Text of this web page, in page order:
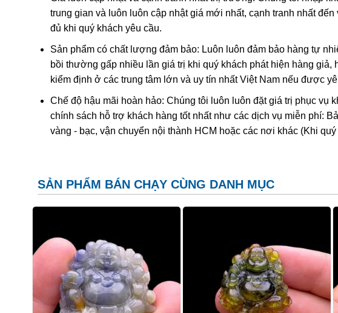
Phật Di Lặc trong phong thủy
Phật Di Lặc nô đùa cùng bọn trẻ
Phật Di Lặc ôm phiến đá
Phật Di Lặc dưới cây tùng, vác bao bố to phía sau lưng…
Với mỗi tạo hình, Phật Di Lặc sẽ mang lại ý nghĩa riêng nhưng vẫn
Cuộc sống sung túc, con cháu đề huề, mang lại may mắn, sức khỏe
trung gian và luôn luôn cập nhật giá mới nhất, cạnh tranh nhất
đủ khi quý khách yêu cầu.
Sản phẩm có chất lượng đảm bảo: Luôn luôn đảm bảo hàng tự
bồi thường gấp nhiều lần giá trị khi quý khách phát hiện hàng
kiểm định ở các trung tâm lớn và uy tín nhất Việt Nam nếu được
Chế độ hậu mãi hoàn hảo: Chúng tôi luôn luôn đặt giá trị phục vụ
chính sách hỗ trợ khách hàng tốt nhất như các dịch vụ miễn phí:
vàng - bạc, vận chuyển nội thành HCM hoặc các nơi khác (Khi
SẢN PHẨM BÁN CHẠY CÙNG DANH MỤC